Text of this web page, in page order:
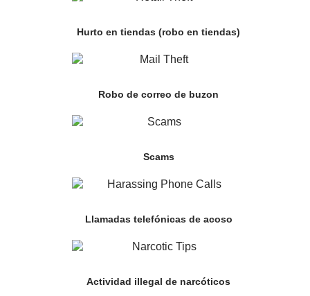
Hurto en tiendas (robo en tiendas)
Robo de correo de buzon
Scams
Llamadas telefónicas de acoso
Actividad illegal de narcóticos